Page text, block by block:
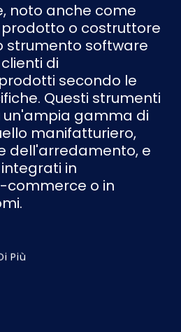
noto anche come
o costruttore
strumento software
di
secondo le
Questi strumenti
un'ampia gamma di
manifatturiero,
dell'arredamento, e
in
o in
Più